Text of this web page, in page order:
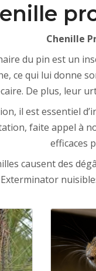
Chenille
du pin est un
ce qui lui donne
De plus, leur
il est essentiel
faite appel à
efficaces
causent des